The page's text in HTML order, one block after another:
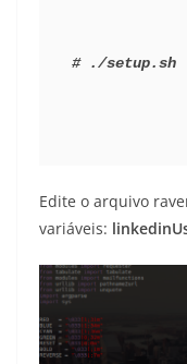
# ./setup.sh
Edite o arquivo
variáveis: